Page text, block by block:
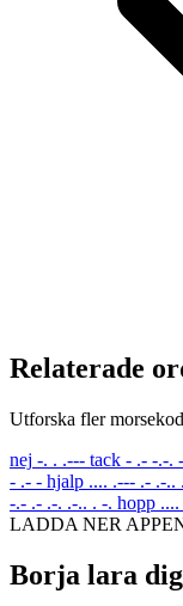
Relaterade
Utforska fler
nej -. . .--- tack - .- -.-.
- .- - hjalp .... .--- .- .-..
-.- .- .-. .-.. . -. hopp
LADDA NER
Borja lara